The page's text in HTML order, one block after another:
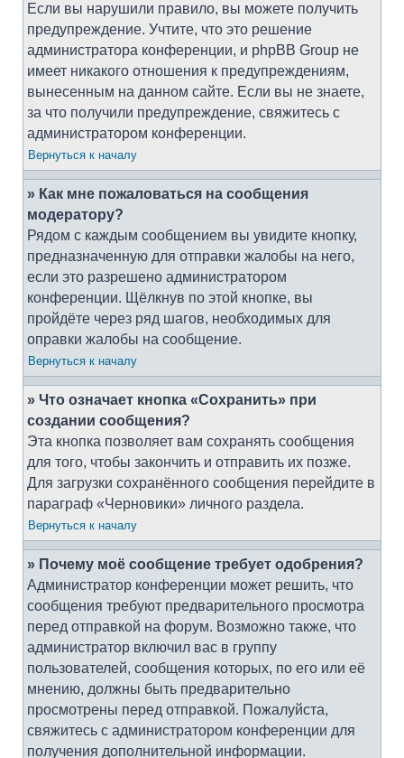
Если вы нарушили правило, вы можете получить
предупреждение. Учтите, что это решение
администратора конференции, и phpBB Group не
имеет никакого отношения к предупреждениям,
вынесенным на данном сайте. Если вы не знаете,
за что получили предупреждение, свяжитесь с
администратором конференции.
Вернуться к началу
» Как мне пожаловаться на сообщения
модератору?
Рядом с каждым сообщением вы увидите кнопку,
предназначенную для отправки жалобы на него,
если это разрешено администратором
конференции. Щёлкнув по этой кнопке, вы
пройдёте через ряд шагов, необходимых для
оправки жалобы на сообщение.
Вернуться к началу
» Что означает кнопка «Сохранить» при
создании сообщения?
Эта кнопка позволяет вам сохранять сообщения
для того, чтобы закончить и отправить их позже.
Для загрузки сохранённого сообщения перейдите в
параграф «Черновики» личного раздела.
Вернуться к началу
» Почему моё сообщение требует одобрения?
Администратор конференции может решить, что
сообщения требуют предварительного просмотра
перед отправкой на форум. Возможно также, что
администратор включил вас в группу
пользователей, сообщения которых, по его или её
мнению, должны быть предварительно
просмотрены перед отправкой. Пожалуйста,
свяжитесь с администратором конференции для
получения дополнительной информации.